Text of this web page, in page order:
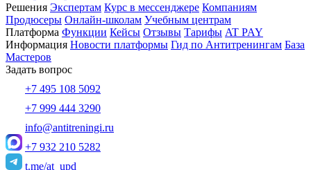
Решения Экспертам Курс в мессенджере Компаниям
Продюсеры Онлайн-школам Учебным центрам
Платформа Функции Кейсы Отзывы Тарифы AT PAY
Информация Новости платформы Гид по Антитренингам База
Мастеров
Задать вопрос
+7 495 108 5092
+7 999 444 3290
info@antitreningi.ru
+7 932 210 5282
t.me/at_upd